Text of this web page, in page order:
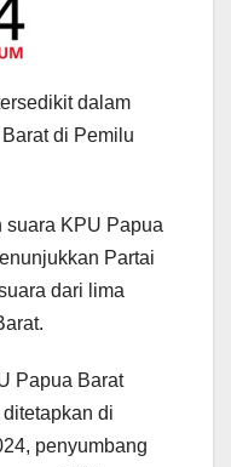
dalam
di Pemilu
suara KPU Papua
Partai
dari lima
Papua Barat
di
penyumbang